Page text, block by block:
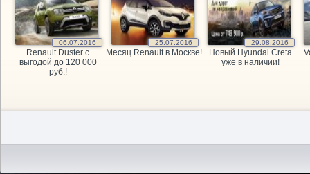
06.07.2016
Renault Duster с
выгодой до 120 000
руб.!
25.07.2016
Месяц Renault в Москве!
29.08.2016
Новый Hyundai Creta
уже в наличии!